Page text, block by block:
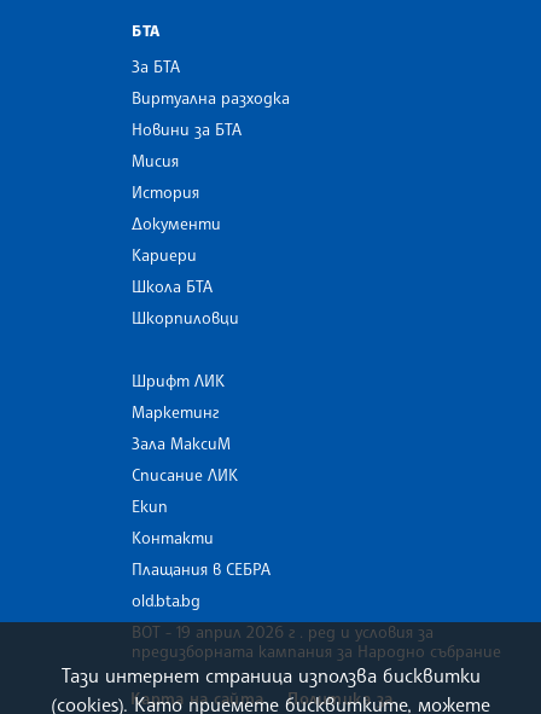
БТА
За БТА
Виртуална разходка
Новини за БТА
Мисия
История
Документи
Кариери
Школа БТА
Шкорпиловци
Шрифт ЛИК
Маркетинг
Зала МаксиМ
Списание ЛИК
Екип
Контакти
Плащания в СЕБРА
old.bta.bg
ВОТ - 19 април 2026 г . ред и условия за
предизборната кампания за Народно събрание
Карта на сайта
Политика за
Тази интернет страница използва бисквитки
(cookies). Като приемете бисквитките, можете